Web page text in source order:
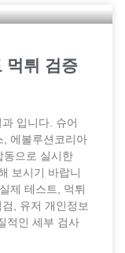
먹튀 검증
입니다. 슈어
, 에볼루션코리아
동으로 실시한
보시기 바랍니
제 테스트, 먹튀
, 유저 개인정보
적인 세부 검사